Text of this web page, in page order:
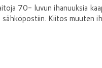
70- luvun ihanuuksia
Kiitos muuten